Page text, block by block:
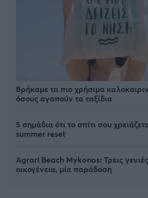
Βρήκαμε τα πιο χρήσιμα
όσους αγαπούν τα ταξίδια
5 σημάδια ότι το σπίτι σου
summer reset
Agrari Beach Mykonos: Τρεις
οικογένεια, μία παράδοση